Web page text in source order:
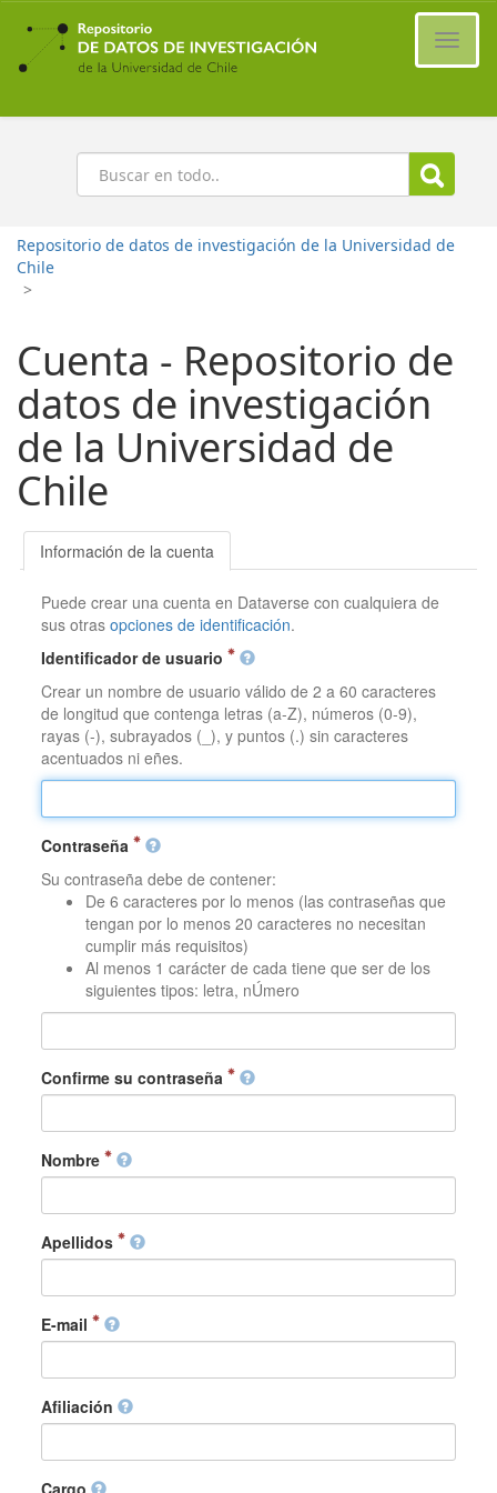
Ir
contenido
principal
Buscar
Repositorio de datos de investigación de la Universidad de
Chile
>
Cuenta - Repositorio de
datos de investigación
de la Universidad de
Chile
Información de la cuenta
Puede crear una cuenta en Dataverse con cualquiera de
sus otrasopciones de identificación.
Identificador de usuario
Crear un nombre de usuario válido de 2 a 60 caracteres
de longitud que contenga letras (a-Z), números (0-9),
rayas (-), subrayados (_), y puntos (.) sin caracteres
acentuados ni eñes.
Contraseña
Su contraseña debe de contener:
De 6 caracteres por lo menos (las contraseñas que
tengan por lo menos 20 caracteres no necesitan
cumplir más requisitos)
Al menos 1 carácter de cada tiene que ser de los
siguientes tipos: letra, nÚmero
Confirme su contraseña
Nombre
Apellidos
E-mail
Afiliación
Cargo